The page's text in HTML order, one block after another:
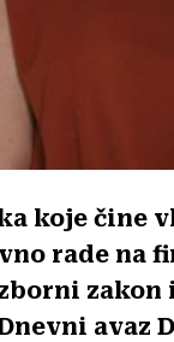
koje čine
rade na